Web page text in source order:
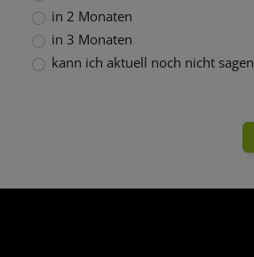
in 2 Monaten
in 3 Monaten
kann ich aktuell noch nicht sagen